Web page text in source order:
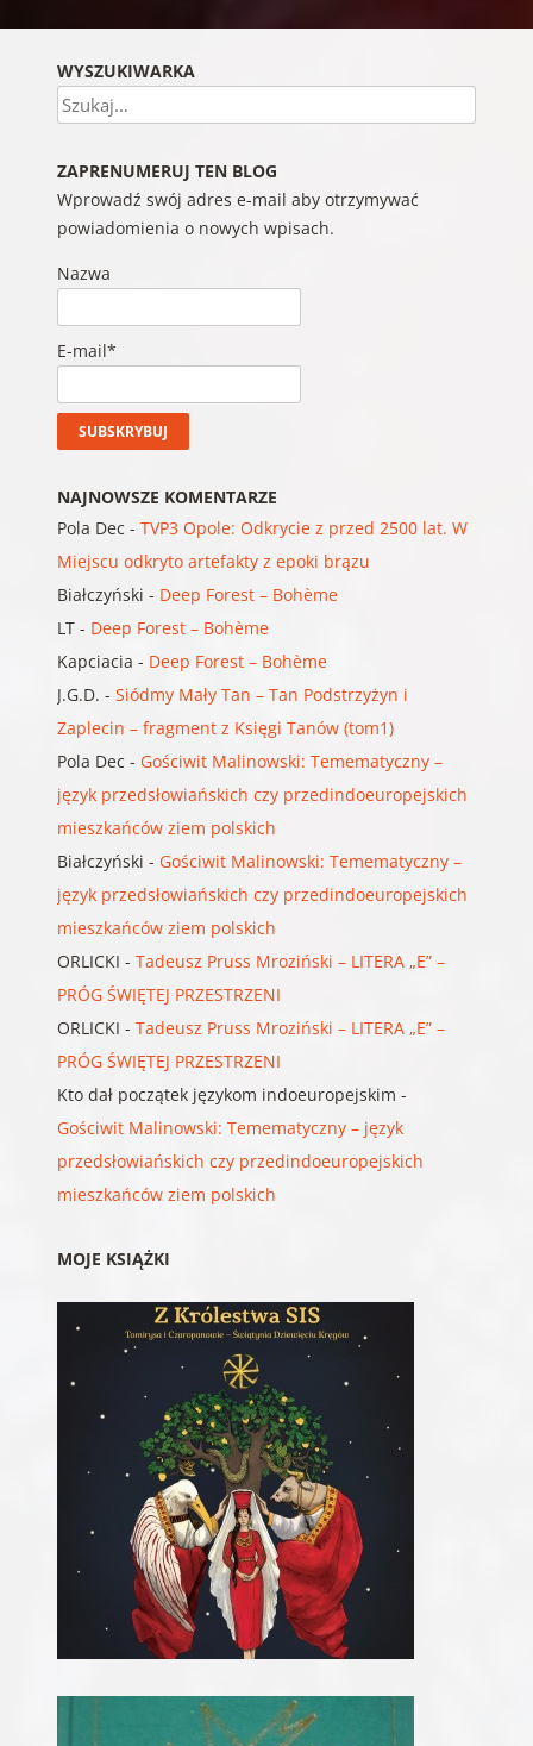
WYSZUKIWARKA
Szukaj
ZAPRENUMERUJ TEN BLOG
Wprowadź swój adres e-mail aby otrzymywać
powiadomienia o nowych wpisach.
Nazwa
E-mail*
NAJNOWSZE KOMENTARZE
Pola Dec - TVP3 Opole: Odkrycie z przed 2500 lat. W
Miejscu odkryto artefakty z epoki brązu
Białczyński - Deep Forest – Bohème
LT- Deep Forest – Bohème
Kapciacia - Deep Forest – Bohème
J.G.D. - Siódmy Mały Tan – Tan Podstrzyżyn i
Zaplecin – fragment z Księgi Tanów (tom1)
Pola Dec - Gościwit Malinowski: Temematyczny –
język przedsłowiańskich czy przedindoeuropejskich
mieszkańców ziem polskich
Białczyński - Gościwit Malinowski: Temematyczny –
język przedsłowiańskich czy przedindoeuropejskich
mieszkańców ziem polskich
ORLICKI - Tadeusz Pruss Mroziński – LITERA „E” –
PRÓG ŚWIĘTEJ PRZESTRZENI
ORLICKI - Tadeusz Pruss Mroziński – LITERA „E” –
PRÓG ŚWIĘTEJ PRZESTRZENI
Kto dał początek językom indoeuropejskim -
Gościwit Malinowski: Temematyczny – język
przedsłowiańskich czy przedindoeuropejskich
mieszkańców ziem polskich
MOJE KSIĄŻKI